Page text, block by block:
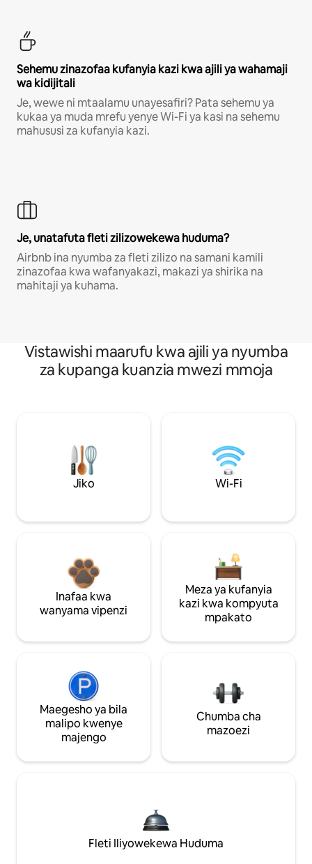
Sehemu zinazofaa kufanyia kazi kwa ajili ya wahamaji
wa kidijitali
Je, wewe ni mtaalamu unayesafiri? Pata sehemu ya
kukaa ya muda mrefu yenye Wi-Fi ya kasi na sehemu
mahususi za kufanyia kazi.
Je, unatafuta fleti zilizowekewa huduma?
Airbnb ina nyumba za fleti zilizo na samani kamili
zinazofaa kwa wafanyakazi, makazi ya shirika na
mahitaji ya kuhama.
Vistawishi maarufu kwa ajili ya nyumba
za kupanga kuanzia mwezi mmoja
Jiko Wi-Fi
Inafaa kwa
wanyama vipenzi
Meza ya kufanyia
kazi kwa kompyuta
mpakato
Maegesho ya bila
malipo kwenye
majengo
Chumba cha
mazoezi
Fleti Iliyowekewa Huduma